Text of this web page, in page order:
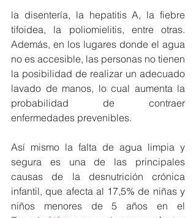
la disentería, la hepatitis A, la fiebre
tifoidea, la poliomielitis, entre otras.
Además, en los lugares donde el agua
no es accesible, las personas no tienen
la posibilidad de realizar un adecuado
lavado de manos, lo cual aumenta la
probabilidad de contraer
enfermedades prevenibles.
Así mismo la falta de agua limpia y
segura es una de las principales
causas de la desnutrición crónica
infantil, que afecta al 17,5% de niñas y
niños menores de 5 años en el